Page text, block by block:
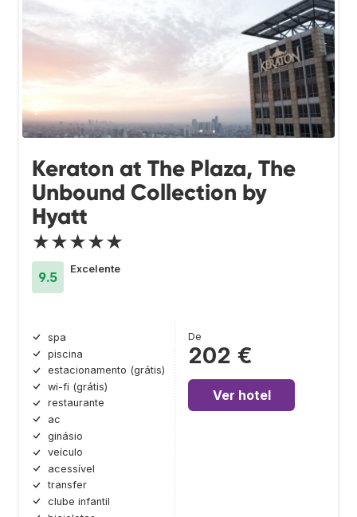
Keraton at The Plaza, The
Unbound Collection by
Hyatt
★★★★★
9.5
Excelente
spa
piscina
estacionamento (grátis)
wi-fi (grátis)
restaurante
ac
ginásio
veículo
acessível
transfer
clube infantil
De
202 €
Ver hotel